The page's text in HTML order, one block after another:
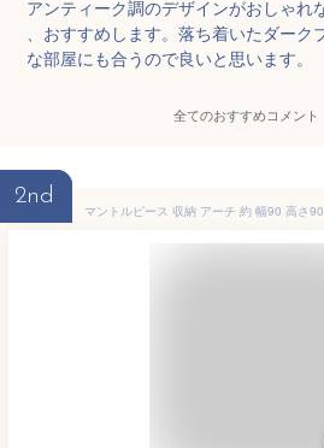
アンティーク調のデザインがおしゃれ
、おすすめします。落ち着いたダー
な部屋にも合うので良いと思います。
全てのおすすめコメント
2nd